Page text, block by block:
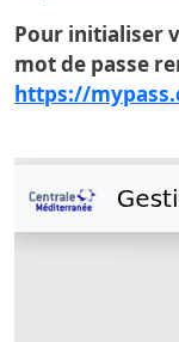
Pour initialiser
mot de passe
https://